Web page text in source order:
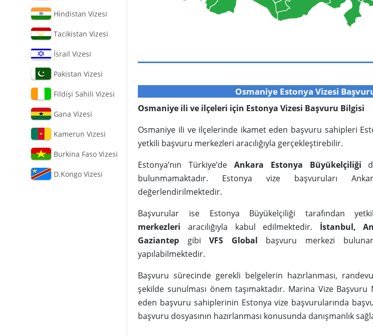
Hindistan Vizesi
Tacikistan Vizesi
İsrail Vizesi
Pakistan Vizesi
Fildişi Sahili Vizesi
Gana Vizesi
Kamerun Vizesi
Burkina Faso Vizesi
D.Kongo Vizesi
Osmaniye Estonya Vizesi
Osmaniye ili ve ilçeleri için Estonya Vizesi Başvuru Bilgisi
Osmaniye ili ve ilçelerinde ikamet eden başvuru sahipleri
yetkili başvuru merkezleri aracılığıyla gerçekleştirebilir.
Estonya’nın Türkiye’de Ankara Estonya Büyükelçiliği
bulunmamaktadır. Estonya vize başvuruları
değerlendirilmektedir.
Başvurular ise Estonya Büyükelçiliği tarafından
merkezleri aracılığıyla kabul edilmektedir. İstanbul,
Gaziantep gibiVFS Global başvuru merkezi
yapılabilmektedir.
Başvuru sürecinde gerekli belgelerin hazırlanması,
şekilde sunulması önem taşımaktadır. Marina Vize
eden başvuru sahiplerinin Estonya vize başvurularında
başvuru dosyasının hazırlanması konusunda danışmanlık